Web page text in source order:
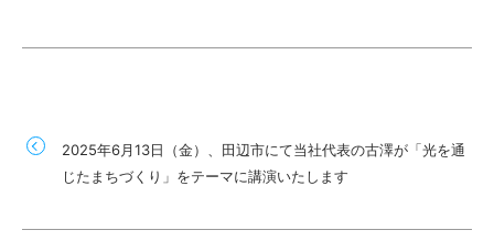
2025年6月13日（金）、田辺市にて当社代表の古澤が「光を通
じたまちづくり」をテーマに講演いたします